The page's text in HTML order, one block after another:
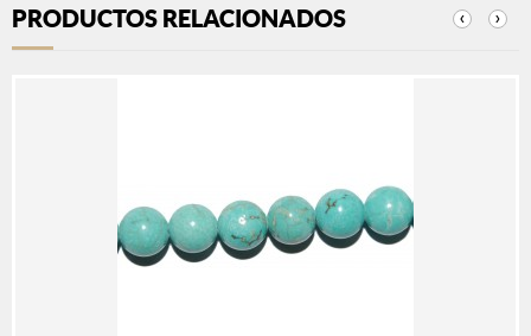
PRODUCTOS RELACIONADOS ‹ ›